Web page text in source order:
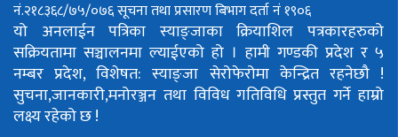
नं.२१८३६८/७५/०७६सूचना तथा प्रसारण बिभाग दर्ता नं १९०६
यो अनलाईन पत्रिका स्याङ्जाका क्रियाशिल पत्रकारहरुको
सक्रियतामा सञ्चालनमा ल्याईएको हो । हामी गण्डकी प्रदेश र ५
नम्बर प्रदेश, विशेषत: स्याङ्जा सेरोफेरोमा केन्द्रित रहनेछौ !
सुचना,जानकारी,मनोरञ्जन तथा विविध गतिविधि प्रस्तुत गर्ने हाम्रो
लक्ष्य रहेको छ !